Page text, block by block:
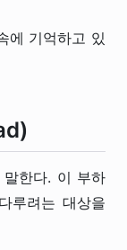
에 기억하고 있
한다. 이 부하
루려는 대상을